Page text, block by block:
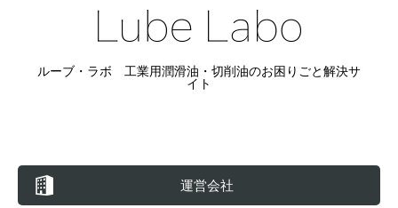
ルーブ・ラボ 工業用潤滑油・切削油のお困りごと解決サ
イト
運営会社